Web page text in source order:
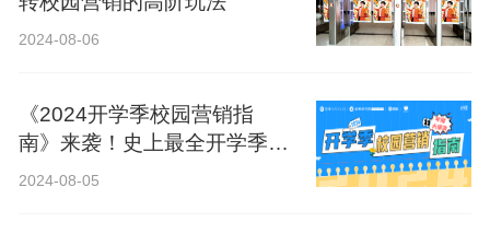
2024-08-06
《2024开学季校园营销指
南》来袭！史上最全开学季营
销攻略！
2024-08-05